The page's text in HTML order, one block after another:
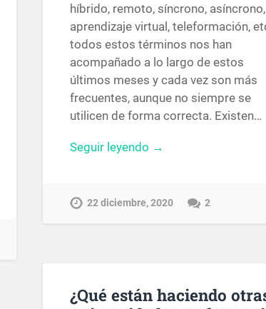
híbrido, remoto, síncrono, asíncrono,
aprendizaje virtual, teleformación,
todos estos términos nos han
acompañado a lo largo de estos
últimos meses y cada vez son más
frecuentes, aunque no siempre se
utilicen de forma correcta. Existen…
Seguir leyendo →
22 diciembre, 2020 2
¿Qué están haciendo